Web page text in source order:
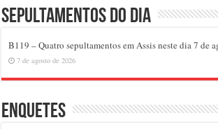
Sepultamentos do dia
B119 – Quatro sepultamentos em Assis neste dia 7 de
7 de agosto de 2026
Enquetes